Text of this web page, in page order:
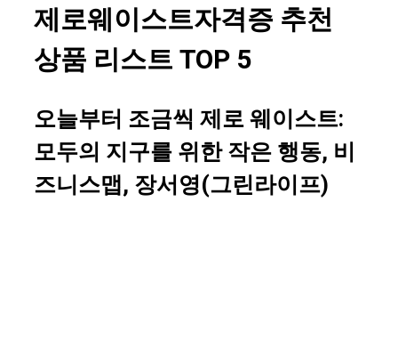
제로웨이스트자격증 추천
상품 리스트 TOP 5
오늘부터 조금씩 제로 웨이스트:
모두의 지구를 위한 작은 행동, 비
즈니스맵, 장서영(그린라이프)